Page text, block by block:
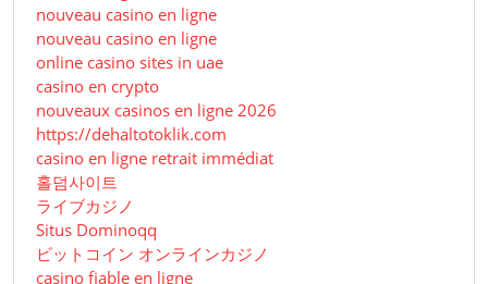
nouveau casino en ligne
nouveau casino en ligne
online casino sites in uae
casino en crypto
nouveaux casinos en ligne 2026
https://dehaltotoklik.com
casino en ligne retrait immédiat
홀덤사이트
ライブカジノ
Situs Dominoqq
ビットコイン オンラインカジノ
casino fiable en ligne